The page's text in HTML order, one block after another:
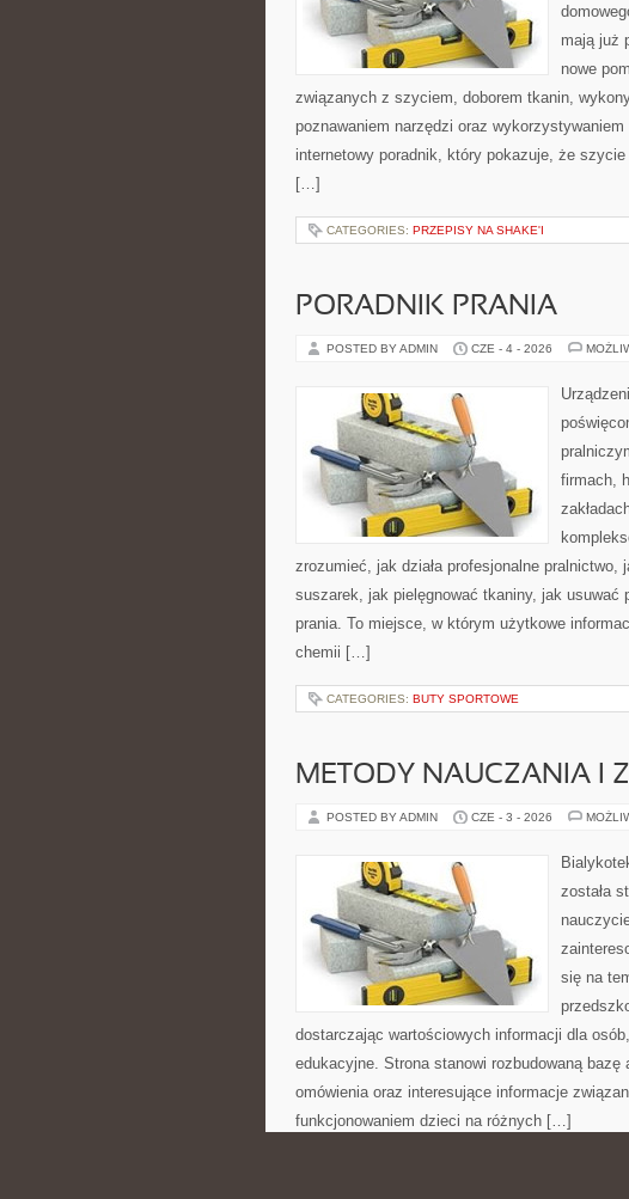
mają już
nowe
związanych z szyciem, doborem tkanin,
poznawaniem narzędzi oraz
internetowy poradnik, który pokazuje, że
[…]
CATEGORIES: PRZEPISY NA SHAKE'I
PORADNIK PRANIA
POSTED BY ADMIN CZE - 4 - 2026
firmach,
zrozumieć, jak działa profesjonalne
suszarek, jak pielęgnować tkaniny, jak usuwać
prania. To miejsce, w którym użytkowe
chemii […]
CATEGORIES: BUTY SPORTOWE
METODY NAUCZANIA I
POSTED BY ADMIN CZE - 3 - 2026
została
się na
dostarczając wartościowych informacji dla
edukacyjne. Strona stanowi rozbudowaną bazę
omówienia oraz interesujące informacje
funkcjonowaniem dzieci na różnych […]